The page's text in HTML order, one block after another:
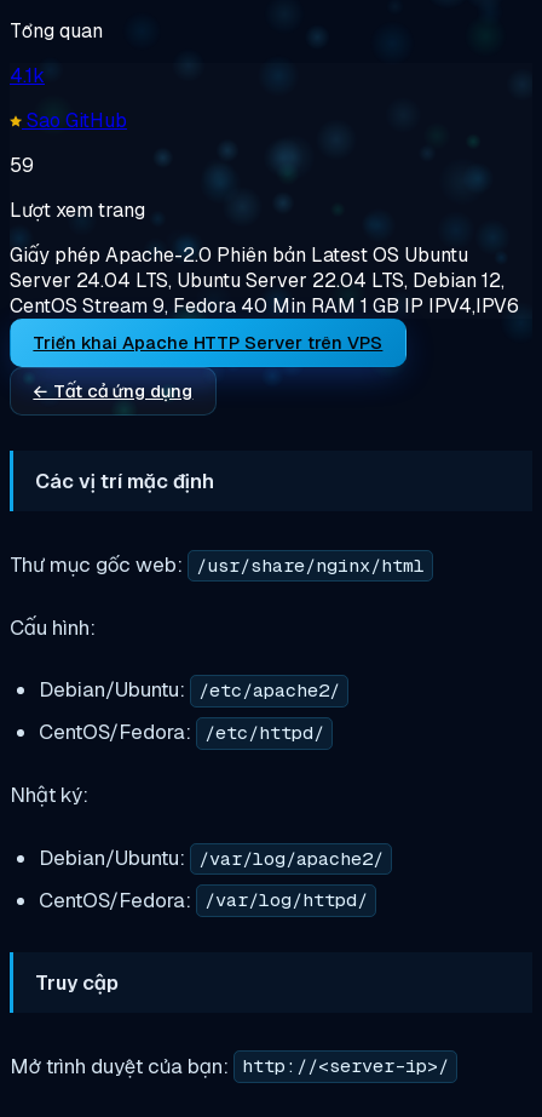
Tổng quan
4.1k
Sao GitHub
59
Lượt xem trang
Giấy phép Apache-2.0 Phiên bản LatestOS Ubuntu
Server 24.04 LTS, Ubuntu Server 22.04 LTS, Debian 12,
CentOS Stream 9, Fedora 40 Min RAM 1 GB IP IPV4,IPV6
Triển khai Apache HTTP Server trên VPS
← Tất cả ứng dụng
Các vị trí mặc định
Thư mục gốc web: /usr/share/nginx/html
Cấu hình:
Debian/Ubuntu: /etc/apache2/
CentOS/Fedora: /etc/httpd/
Nhật ký:
Debian/Ubuntu: /var/log/apache2/
CentOS/Fedora: /var/log/httpd/
Truy cập
Mở trình duyệt của bạn: http://<server-ip>/